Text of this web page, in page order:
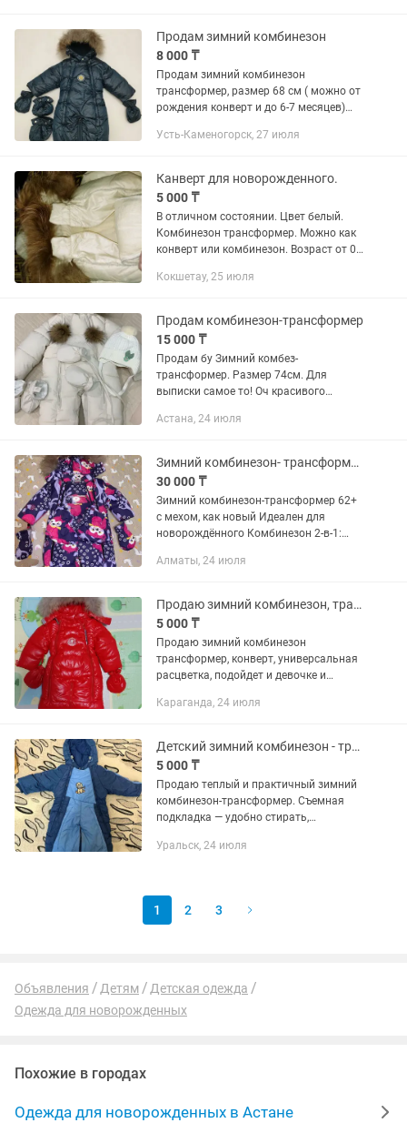
Продам зимний комбинезон
8 000 ₸
Продам зимний комбинезон
трансформер, размер 68 см ( можно от
рождения конверт и до 6-7 месяцев)
съемный, рукавицы и пинетки в
замки...
Усть-Каменогорск, 27 июля
Канверт для новорожденного.
5 000 ₸
В отличном состоянии. Цвет белый.
Комбинезон трансформер. Можно как
конверт или комбинезон. Возраст от 0
комплектом.
Кокшетау, 25 июля
Продам комбинезон-трансформер
15 000 ₸
Продам бу Зимний комбез-
трансформер. Размер 74см. Для
выписки самое то! Оч красивого
натуральный. Одевали аккуратно.
конверт и носили в...
Астана, 24 июля
Зимний комбинезон- трансформер на девочку
30 000 ₸
Зимний комбинезон-трансформер 62+
с мехом, как новый Идеален для
новорождённого Комбинезон 2-в-1:
модель с ножками. • Очень тёплый —
Алматы, 24 июля
Продаю зимний комбинезон, трансформер, конверт до года
5 000 ₸
Продаю зимний комбинезон
трансформер, конверт, универсальная
расцветка, подойдет и девочке и
Варежки, на ноги пинетки. В подарок
Караганда, 24 июля
Детский зимний комбинезон - трансформер
5 000 ₸
Продаю теплый и практичный зимний
комбинезон-трансформер. Съемная
подкладка — удобно стирать,
использовать в межсезонье •Размер:
Уральск, 24 июля
1 2 3
Объявления Детям
Детская одежда
Одежда для новорожденных
Похожие в городах
Одежда для новорожденных в Астане